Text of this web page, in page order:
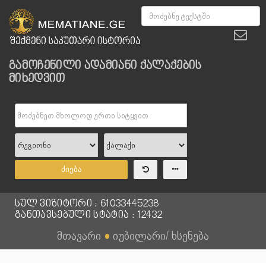
გამოჩენილი ადამიანი ქალაქების
მიხედვით
ძიება
სულ ვიზიტორი : 61033445238
განთავსებული სტატია : 12432
მთავარი ● იუბილარი/ ხსენება